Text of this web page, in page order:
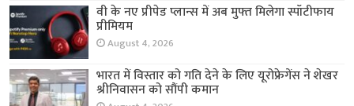
वी के नए प्रीपेड प्लान्स में अब मुफ्त मिलेगा स्पॉटीफाय
प्रीमियम
August 4, 2026
भारत में विस्तार को गति देने के लिए यूरोफ्रेगेंस ने शेखर
श्रीनिवासन को सौंपी कमान